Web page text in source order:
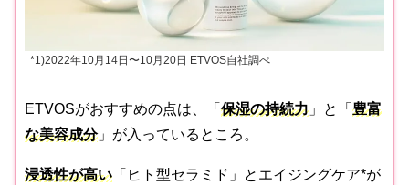
*1)2022年10月14日〜10月20日 ETVOS自社調べ
ETVOSがおすすめの点は、「 保湿の持続力 」と「 豊富
な美容成分」が入っているところ。
浸透性が高い 「ヒト型セラミド」とエイジングケア*が